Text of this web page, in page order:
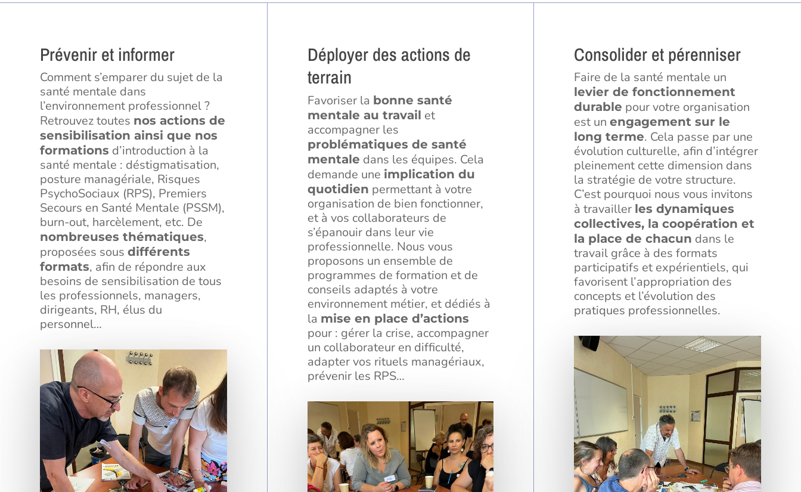
Prévenir et informer
Comment s’emparer du sujet de la
santé mentale dans
l’environnement professionnel ?
Retrouvez toutes nos actions de
sensibilisation ainsi que nos
formations d’introduction à la
santé mentale : déstigmatisation,
posture managériale, Risques
PsychoSociaux (RPS), Premiers
Secours en Santé Mentale (PSSM),
burn-out, harcèlement, etc. De
nombreuses thématiques,
proposées sousdifférents
formats, afin de répondre aux
besoins de sensibilisation de tous
les professionnels, managers,
dirigeants, RH, élus du
personnel…
Déployer des actions de
terrain
Favoriser la bonne santé
mentale au travail et
accompagner les
problématiques de santé
mentale dans les équipes. Cela
demande une implication du
quotidien permettant à votre
organisation de bien fonctionner,
et à vos collaborateurs de
s’épanouir dans leur vie
professionnelle. Nous vous
proposons un ensemble de
programmes de formation et de
conseils adaptés à votre
environnement métier, et dédiés à
la mise en place d’actions
pour : gérer la crise, accompagner
un collaborateur en difficulté,
adapter vos rituels managériaux,
prévenir les RPS…
Consolider et pérenniser
Faire de la santé mentale un
levier de fonctionnement
durable pour votre organisation
est unengagement sur le
long terme. Cela passe par une
évolution culturelle, afin d’intégrer
pleinement cette dimension dans
la stratégie de votre structure.
C’est pourquoi nous vous invitons
à travailler les dynamiques
collectives, la coopération et
la place de chacun dans le
travail grâce à des formats
participatifs et expérientiels, qui
favorisent l’appropriation des
concepts et l’évolution des
pratiques professionnelles.